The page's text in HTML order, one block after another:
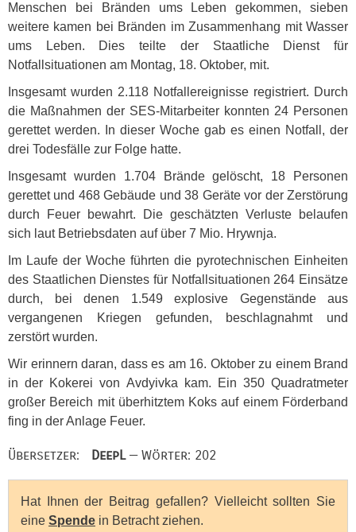
Menschen bei Bränden ums Leben gekommen, sieben
weitere kamen bei Bränden im Zusammenhang mit Wasser
ums Leben. Dies teilte der Staatliche Dienst für
Notfallsituationen am Montag, 18. Oktober, mit.
Insgesamt wurden 2.118 Notfallereignisse registriert. Durch
die Maßnahmen der SES-Mitarbeiter konnten 24 Personen
gerettet werden. In dieser Woche gab es einen Notfall, der
drei Todesfälle zur Folge hatte.
Insgesamt wurden 1.704 Brände gelöscht, 18 Personen
gerettet und 468 Gebäude und 38 Geräte vor der Zerstörung
durch Feuer bewahrt. Die geschätzten Verluste belaufen
sich laut Betriebsdaten auf über 7 Mio. Hrywnja.
Im Laufe der Woche führten die pyrotechnischen Einheiten
des Staatlichen Dienstes für Notfallsituationen 264 Einsätze
durch, bei denen 1.549 explosive Gegenstände aus
vergangenen Kriegen gefunden, beschlagnahmt und
zerstört wurden.
Wir erinnern daran, dass es am 16. Oktober zu einem Brand
in der Kokerei von Avdyivka kam. Ein 350 Quadratmeter
großer Bereich mit überhitztem Koks auf einem Förderband
fing in der Anlage Feuer.
Übersetzer: DeepL— Wörter: 202
Hat Ihnen der Beitrag gefallen? Vielleicht sollten Sie
eine Spende in Betracht ziehen.